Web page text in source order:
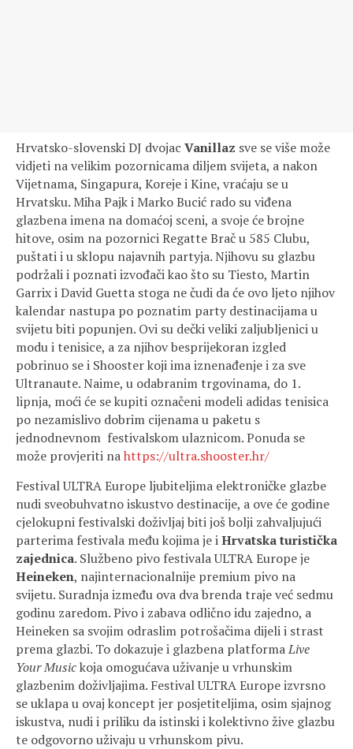
Hrvatsko-slovenski DJ dvojac Vanillaz sve se više može
vidjeti na velikim pozornicama diljem svijeta, a nakon
Vijetnama, Singapura, Koreje i Kine, vraćaju se u
Hrvatsku. Miha Pajk i Marko Bucić rado su viđena
glazbena imena na domaćoj sceni, a svoje će brojne
hitove, osim na pozornici Regatte Brač u 585 Clubu,
puštati i u sklopu najavnih partyja. Njihovu su glazbu
podržali i poznati izvođači kao što su Tiesto, Martin
Garrix i David Guetta stoga ne čudi da će ovo ljeto njihov
kalendar nastupa po poznatim party destinacijama u
svijetu biti popunjen. Ovi su dečki veliki zaljubljenici u
modu i tenisice, a za njihov besprijekoran izgled
pobrinuo se i Shooster koji ima iznenađenje i za sve
Ultranaute. Naime, u odabranim trgovinama, do 1.
lipnja, moći će se kupiti označeni modeli adidas tenisica
po nezamislivo dobrim cijenama u paketu s
jednodnevnom festivalskom ulaznicom. Ponuda se
može provjeriti nahttps://ultra.shooster.hr/
Festival ULTRA Europe ljubiteljima elektroničke glazbe
nudi sveobuhvatno iskustvo destinacije, a ove će godine
cjelokupni festivalski doživljaj biti još bolji zahvaljujući
parterima festivala među kojima je iHrvatska turistička
zajednica. Službeno pivo festivala ULTRA Europe je
Heineken, najinternacionalnije premium pivo na
svijetu. Suradnja između ova dva brenda traje već sedmu
godinu zaredom. Pivo i zabava odlično idu zajedno, a
Heineken sa svojim odraslim potrošačima dijeli i strast
prema glazbi. To dokazuje i glazbena platformaLive
Your Musickoja omogućava uživanje u vrhunskim
glazbenim doživljajima. Festival ULTRA Europe izvrsno
se uklapa u ovaj koncept jer posjetiteljima, osim sjajnog
iskustva, nudi i priliku da istinski i kolektivno žive glazbu
te odgovorno uživaju u vrhunskom pivu.